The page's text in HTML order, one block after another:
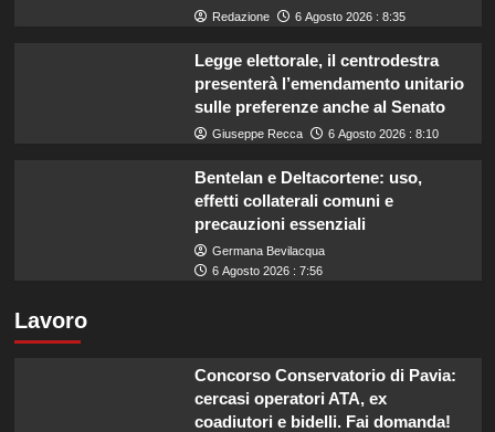
Redazione 6 Agosto 2026 : 8:35
Legge elettorale, il centrodestra
presenterà l’emendamento unitario
sulle preferenze anche al Senato
Giuseppe Recca 6 Agosto 2026 : 8:10
Bentelan e Deltacortene: uso,
effetti collaterali comuni e
precauzioni essenziali
Germana Bevilacqua
6 Agosto 2026 : 7:56
Lavoro
Concorso Conservatorio di Pavia:
cercasi operatori ATA, ex
coadiutori e bidelli. Fai domanda!